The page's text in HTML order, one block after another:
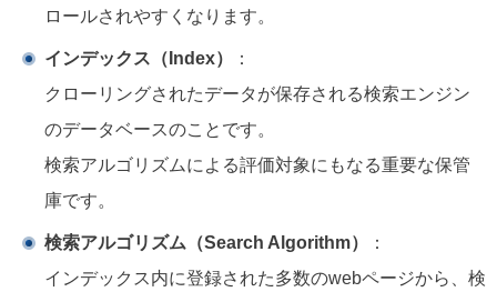
ロールされやすくなります。
インデックス（Index）
：
クローリングされたデータが保存される検索エンジン
のデータベースのことです。
検索アルゴリズムによる評価対象にもなる重要な保管
庫です。
検索アルゴリズム（Search Algorithm）
：
インデックス内に登録された多数のwebページから、検